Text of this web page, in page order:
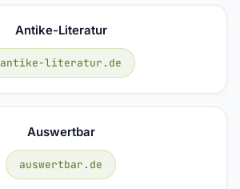
Antike-Literatur
antike-literatur.de
Auswertbar
auswertbar.de